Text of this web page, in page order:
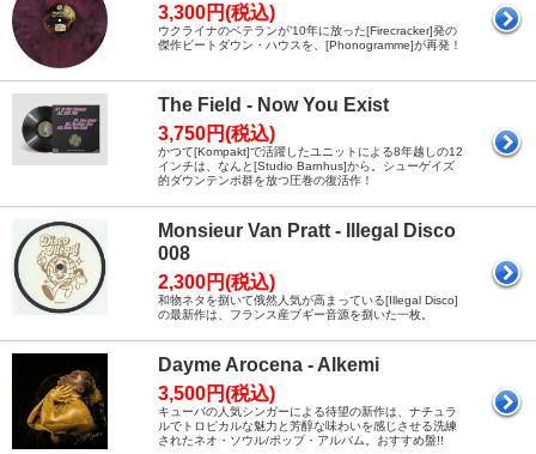
3,300円(税込)
ウクライナのベテランが’10年に放った[Firecracker]発の
傑作ビートダウン・ハウスを、[Phonogramme]が再発！
The Field - Now You Exist
3,750円(税込)
かつて[Kompakt]で活躍したユニットによる8年越しの12
インチは、なんと[Studio Barnhus]から。シューゲイズ
的ダウンテンポ群を放つ圧巻の復活作！
Monsieur Van Pratt - Illegal Disco
008
2,300円(税込)
和物ネタを捌いて俄然人気が高まっている[Illegal Disco]
の最新作は、フランス産ブギー音源を捌いた一枚。
Dayme Arocena - Alkemi
3,500円(税込)
キューバの人気シンガーによる待望の新作は、ナチュラ
ルでトロピカルな魅力と芳醇な味わいを感じさせる洗練
されたネオ・ソウル/ポップ・アルバム。おすすめ盤!!